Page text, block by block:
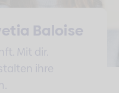
Baloise
Mit dir.
ihre